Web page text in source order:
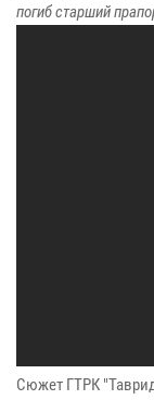
погиб старший
Сюжет ГТРК